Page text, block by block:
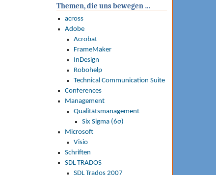
Themen, die uns bewegen …
across
Adobe
Acrobat
FrameMaker
InDesign
Robohelp
Technical Communication Suite
Conferences
Management
Qualitätsmanagement
Six Sigma (6σ)
Microsoft
Visio
Schriften
SDL TRADOS
SDL Trados 2007